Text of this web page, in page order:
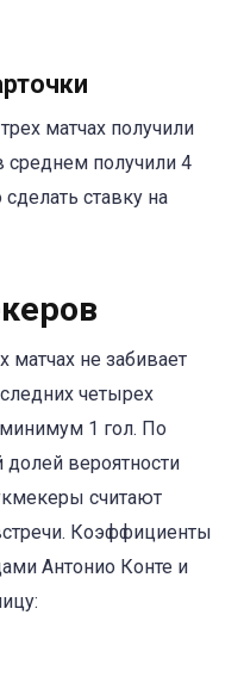
матчах получили
среднем получили 4
ставку на
матчах не забивает
четырех
1 гол. По
вероятности
считают
Коэффициенты
Антонио Конте и